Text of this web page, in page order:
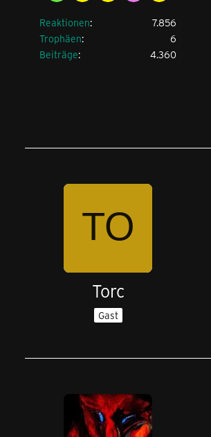
Reaktionen
7.856
Trophäen
6
Beiträge
4.360
Torc
Gast